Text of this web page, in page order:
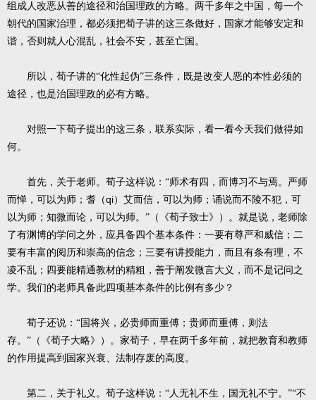
组成人改恶从善的途径和治国理政的方略。两千多年之中国，每一个
朝代的国家治理，都必须把荀子讲的这三条做好，国家才能够安定和
谐，否则就人心混乱，社会不安，甚至亡国。
所以，荀子讲的“化性起伪”三条件，既是改变人恶的本性必须的
途径，也是治国理政的必有方略。
对照一下荀子提出的这三条，联系实际，看一看今天我们做得如
何。
首先，关于老师。荀子这样说：“师术有四，而博习不与焉。严师
而惮，可以为师；耆（qi）艾而信，可以为师；诵说而不陵不犯，可
以为师；知微而论，可以为师。”（《荀子致士》）。就是说，老师除
了有渊博的学问之外，应具备四个基本条件：一要有尊严和威信；二
要有丰富的阅历和崇高的信念；三要有讲授能力，而且有条有理，不
凌不乱；四要能精通教材的精粗，善于阐发微言大义，而不是记问之
学。我们的老师具备此四项基本条件的比例有多少？
荀子还说：“国将兴，必贵师而重傅；贵师而重傅，则法
存。”（《荀子大略》）。家荀子，早在两千多年前，就把教育和教师
的作用提高到国家兴衰、法制存废的高度。
第二，关于礼义。荀子这样说：“人无礼不生，国无礼不宁。”“不